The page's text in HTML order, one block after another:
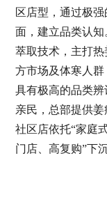
区店型，通过极
面，建立品类认
萃取技术，主打
方市场及体寒人群
具有极高的品类
亲民，总部提供
社区店依托“家庭
门店、高复购”下